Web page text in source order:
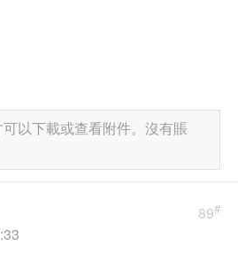
可以下載或查看附件。沒有賬
89#